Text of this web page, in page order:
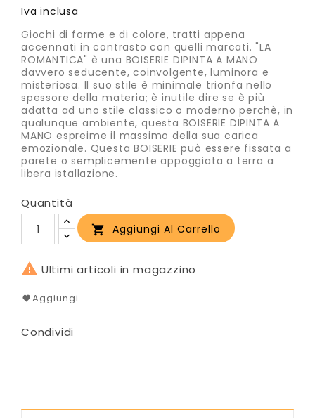
Iva inclusa
Giochi di forme e di colore, tratti appena
accennati in contrasto con quelli marcati. "LA
ROMANTICA" è una BOISERIE DIPINTA A MANO
davvero seducente, coinvolgente, luminora e
misteriosa. Il suo stile è minimale trionfa nello
spessore della materia; è inutile dire se è più
adatta ad uno stile classico o moderno perchè, in
qualunque ambiente, questa BOISERIE DIPINTA A
MANO espreime il massimo della sua carica
emozionale. Questa BOISERIE può essere fissata a
parete o semplicemente appoggiata a terra a
libera istallazione.
Quantità
 Aggiungi Al Carrello
 Ultimi articoli in magazzino
Aggiungi
Condividi